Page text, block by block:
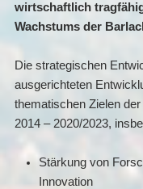
wirtschaftlich
Wachstums der
Die strategischen
ausgerichteten
thematischen Zielen
2014 – 2020/2023,
Stärkung von
Innovation